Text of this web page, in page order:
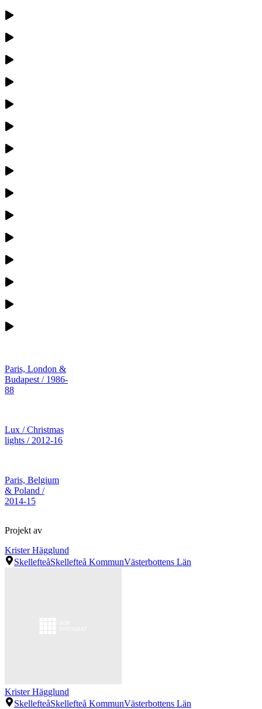
Paris, London &
Budapest / 1986-
88
Lux / Christmas
lights / 2012-16
Paris, Belgium
& Poland /
2014-15
Projekt av
Krister Hägglund
SkellefteåSkellefteå KommunVästerbottens Län
Krister Hägglund
SkellefteåSkellefteå KommunVästerbottens Län